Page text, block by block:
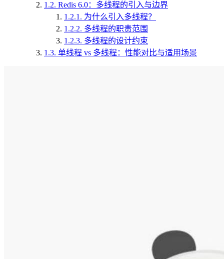
1.2. Redis 6.0：多线程的引入与边界
1.2.1. 为什么引入多线程？
1.2.2. 多线程的职责范围
1.2.3. 多线程的设计约束
1.3. 单线程 vs 多线程：性能对比与适用场景